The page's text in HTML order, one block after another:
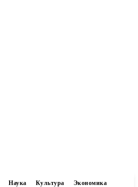
Наука Культура Экономика